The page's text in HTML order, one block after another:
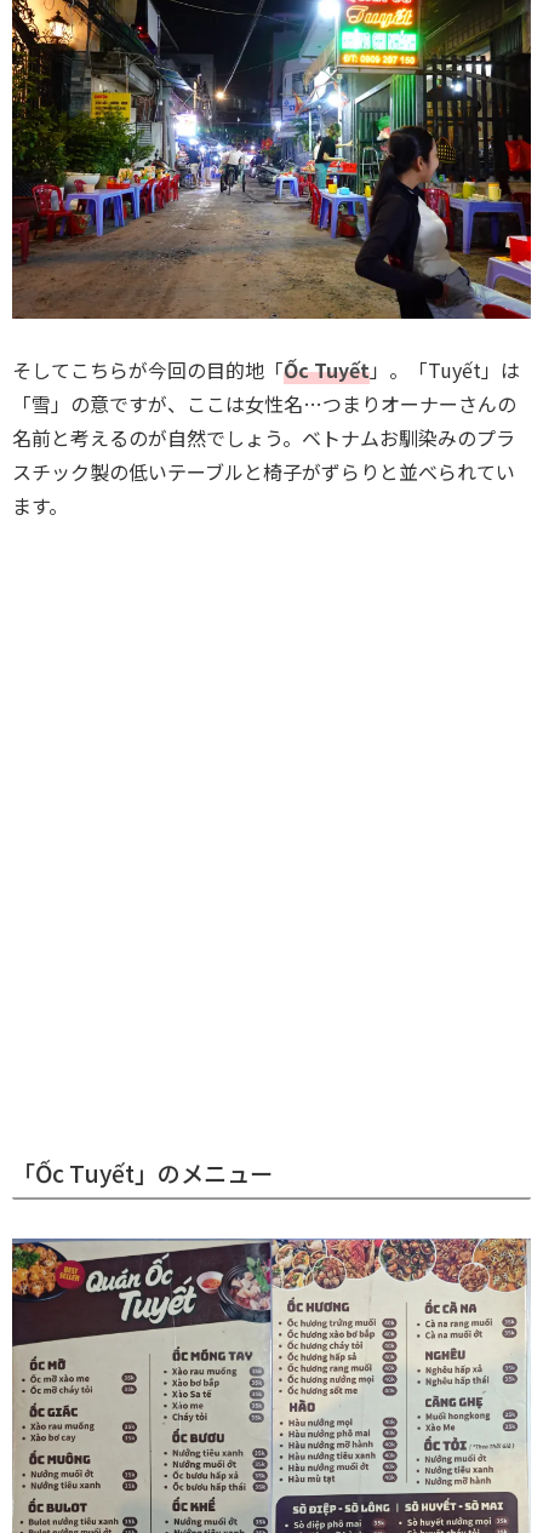
そしてこちらが今回の目的地「Ốc Tuyết」。「Tuyết」は
「雪」の意ですが、ここは女性名…つまりオーナーさんの
名前と考えるのが自然でしょう。ベトナムお馴染みのプラ
スチック製の低いテーブルと椅子がずらりと並べられてい
ます。
「Ốc Tuyết」のメニュー